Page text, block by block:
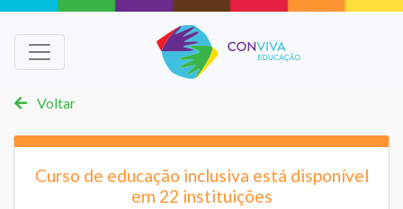
Voltar
Curso de educação inclusiva está disponível
em 22 instituições